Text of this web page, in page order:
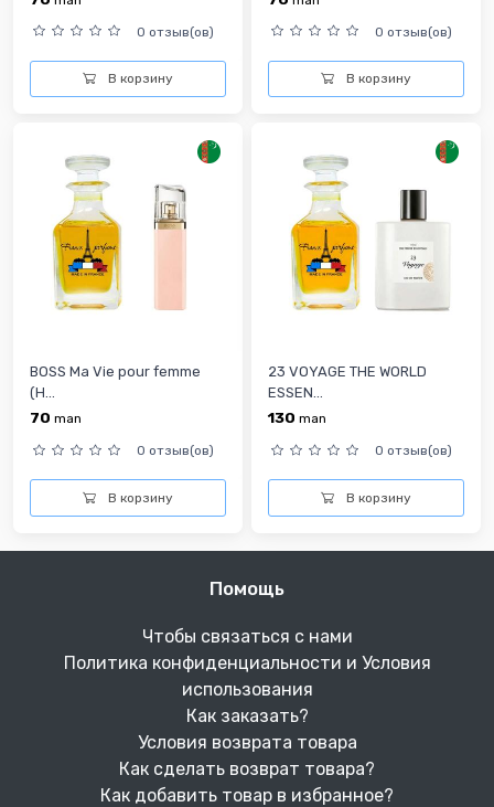
0 отзыв(ов)
В корзину
0 отзыв(ов)
В корзину
BOSS Ma Vie pour femme
(H...
70 man
0 отзыв(ов)
В корзину
23 VOYAGE THE WORLD
ESSEN...
130 man
0 отзыв(ов)
В корзину
Помощь
Чтобы связаться с нами
Политика конфиденциальности и Условия
использования
Как заказать?
Условия возврата товара
Как сделать возврат товара?
Как добавить товар в избранное?